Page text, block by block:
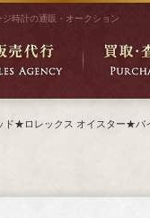
時計の通販・オークション
ド★ロレックス オイスター★バ